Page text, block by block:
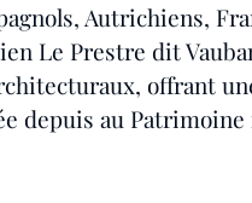
Autrichiens,
Le Prestre dit
offrant
depuis au